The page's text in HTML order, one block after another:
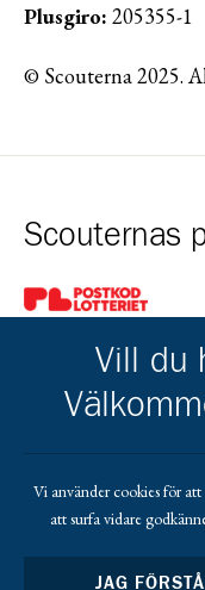
Plusgiro: 205355-1
© Scouterna 2025.
Scouternas
Gå till pl_50
Gå till https:// Gå till
Vill du
Vi använder cookies för
att surfa vidare
JAG